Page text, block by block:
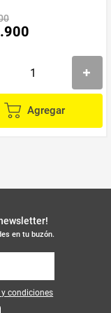
.900
Agregar
en tu buzón.
condiciones